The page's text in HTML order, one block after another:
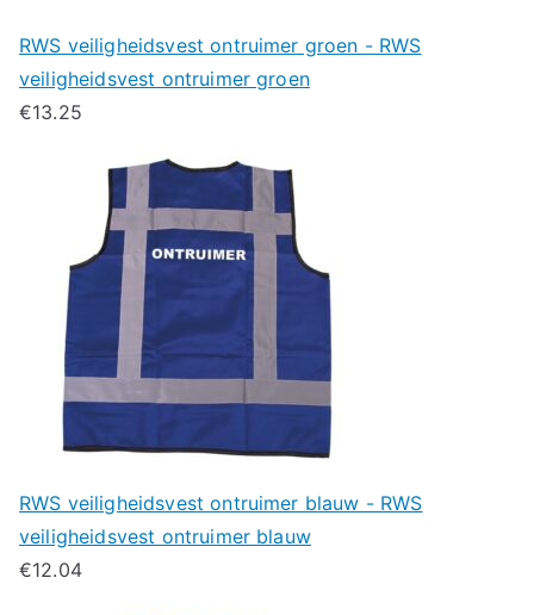
RWS veiligheidsvest ontruimer groen - RWS
veiligheidsvest ontruimer groen
€13.25
RWS veiligheidsvest ontruimer blauw - RWS
veiligheidsvest ontruimer blauw
€12.04